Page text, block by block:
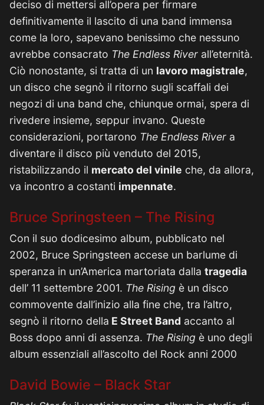
deciso di mettersi all’opera per firmare
definitivamente il lascito di una band immensa
come la loro, sapevano benissimo che nessuno
avrebbe consacrato The Endless River all’eternità.
Ciò nonostante, si tratta di un lavoro magistrale,
un disco che segnò il ritorno sugli scaffali dei
negozi di una band che, chiunque ormai, spera di
rivedere insieme, seppur invano. Queste
considerazioni, portarono The Endless River a
diventare il disco più venduto del 2015,
ristabilizzando il mercato del vinile che, da allora,
va incontro a costanti impennate.
Bruce Springsteen – The Rising
Con il suo dodicesimo album, pubblicato nel
2002, Bruce Springsteen accese un barlume di
speranza in un’America martoriata dalla tragedia
dell’ 11 settembre 2001. The Rising è un disco
commovente dall’inizio alla fine che, tra l’altro,
segnò il ritorno della E Street Band accanto al
Boss dopo anni di assenza. The Rising è uno degli
album essenziali all’ascolto del Rock anni 2000
David Bowie – Black Star